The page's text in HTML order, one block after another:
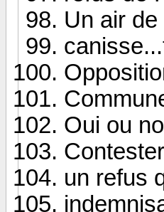
Un air
Oui ou
un refus